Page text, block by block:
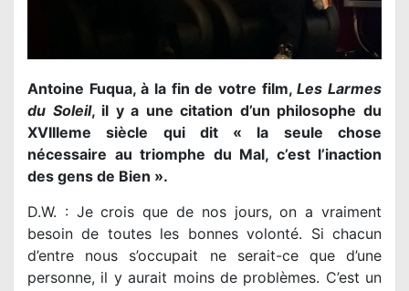
Antoine Fuqua, à la fin de votre film,Les Larmes
du Soleil, il y a une citation d’un philosophe du
XVIIIeme siècle qui dit « la seule chose
nécessaire au triomphe du Mal, c’est l’inaction
des gens de Bien ».
D.W. : Je crois que de nos jours, on a vraiment
besoin de toutes les bonnes volonté. Si chacun
d’entre nous s’occupait ne serait-ce que d’une
personne, il y aurait moins de problèmes. C’est un